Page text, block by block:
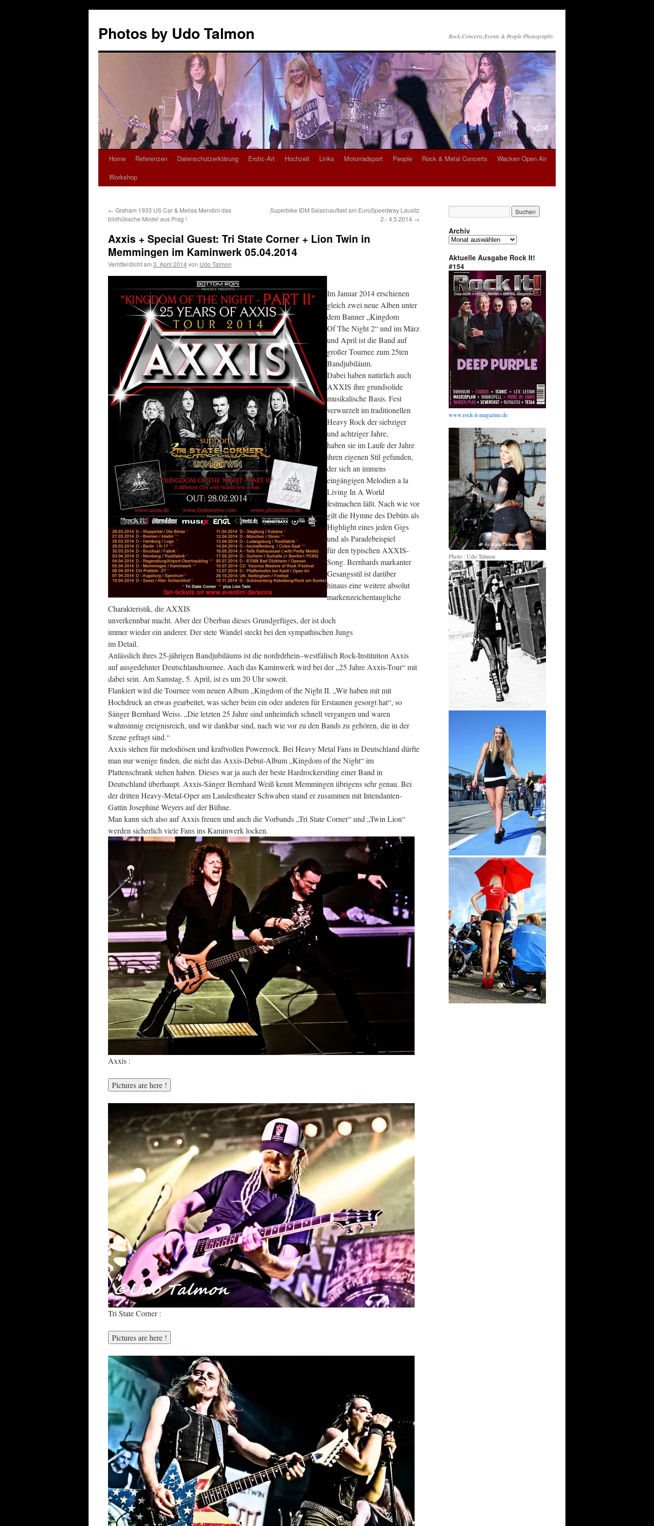
springen
Photos by Udo Talmon Rock-Concerts,Events & People Photography
Home Referenzen Datenschutzerklärung Erotic-Art Hochzeit Links Motorradsport People Rock & Metal Concerts
Wacken Open Air
Workshop
← Graham 1933 US Car & Melisa Mendini das
bildhübsche Model aus Prag !
Superbike IDM Saisonauftakt am EuroSpeedway Lausitz
2.- 4.5.2014 →
Axxis + Special Guest: Tri State Corner + Lion Twin in
Memmingen im Kaminwerk 05.04.2014
Veröffentlicht am 3. April 2014von Udo Talmon
Im Januar 2014 erschienen
gleich zwei neue Alben unter
dem Banner „Kingdom
Of The Night 2“ und im März
und April ist die Band auf
großer Tournee zum 25ten
Bandjubiläum.
Dabei haben natürlich auch
AXXIS ihre grundsolide
musikalische Basis. Fest
verwurzelt im traditionellen
Heavy Rock der siebziger
und achtziger Jahre,
haben sie im Laufe der Jahre
ihren eigenen Stil gefunden,
der sich an immens
eingängigen Melodien a la
Living In A World
festmachen läßt. Nach wie vor
gilt die Hymne des Debüts als
Highlight eines jeden Gigs
und als Paradebeispiel
für den typischen AXXIS-
Song. Bernhards markanter
Gesangsstil ist darüber
hinaus eine weitere absolut
markenzeichentaugliche
Charakteristik, die AXXIS
unverkennbar macht. Aber der Überbau dieses Grundgefüges, der ist doch
immer wieder ein anderer. Der stete Wandel steckt bei den sympathischen Jungs
im Detail.
Anlässlich ihres 25-jährigen Bandjubiläums ist die nordrdrhein–westfälisch Rock-Institution Axxis
auf ausgedehnter Deutschlandtournee. Auch das Kaminwerk wird bei der „25 Jahre Axxis-Tour“ mit
dabei sein. Am Samstag, 5. April, ist es um 20 Uhr soweit.
Flankiert wird die Tournee vom neuen Album „Kingdom of the Night II. „Wir haben mit mit
Hochdruck an etwas gearbeitet, was sicher beim ein oder anderen für Erstaunen gesorgt hat“, so
Sänger Bernhard Weiss. „Die letzten 25 Jahre sind unheimlich schnell vergangen und waren
wahnsinnig ereignisreich, und wir dankbar sind, nach wie vor zu den Bands zu gehören, die in der
Szene gefragt sind.“
Axxis stehen für melodiösen und kraftvollen Powerrock. Bei Heavy Metal Fans in Deutschland dürfte
man nur wenige finden, die nicht das Axxis-Debut-Album „Kingdom of the Night“ im
Plattenschrank stehen haben. Dieses war ja auch der beste Hardrockerstling einer Band in
Deutschland überhaupt. Axxis-Sänger Bernhard Weiß kennt Memmingen übrigens sehr genau. Bei
der dritten Heavy-Metal-Oper am Landestheater Schwaben stand er zusammen mit Intendanten-
Gattin Josephiné Weyers auf der Bühne.
Man kann sich also auf Axxis freuen und auch die Vorbands „Tri State Corner“ und „Twin Lion“
werden sicherlich viele Fans ins Kaminwerk locken.
Axxis :
Tri State Corner :
Archiv
Archiv
Aktuelle Ausgabe Rock It!
#154
www.rock-it-magazine.de
Photo : Udo Talmon